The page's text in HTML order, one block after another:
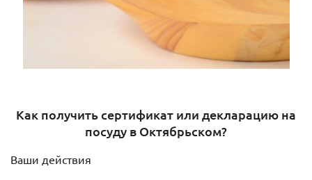
Как получить сертификат или декларацию на
посуду в Октябрьском?
Ваши действия